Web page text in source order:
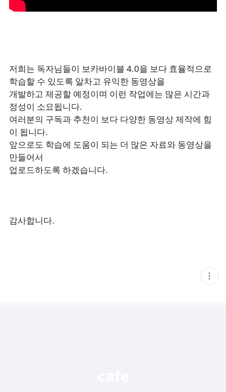
저희는 독자님들이 보카바이블 4.0을 보다 효율적으로
학습할 수 있도록 알차고 유익한 동영상을
개발하고 제공할 예정이며 이런 작업에는 많은 시간과
정성이 소요됩니다.
여러분의 구독과 추천이 보다 다양한 동영상 제작에 힘
이 됩니다.
앞으로도 학습에 도움이 되는 더 많은 자료와 동영상을
만들어서
업로드하도록 하겠습니다.
감사합니다.
현
재